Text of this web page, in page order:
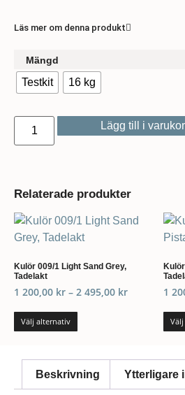
Läs mer om denna produkt
Mängd
Testkit 16 kg
Lägg till i
Relaterade produkter
Kulör 009/1 Light Sand Grey,
Tadelakt
1 200,00 kr – 2 495,00 kr
Välj alternativ
1
Beskrivning Ytterligare